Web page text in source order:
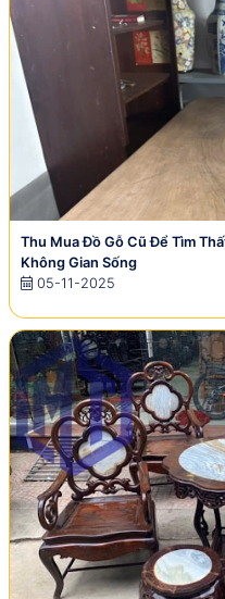
Thu Mua Đồ Gỗ Cũ Để Tìm
Không Gian Sống
05-11-2025